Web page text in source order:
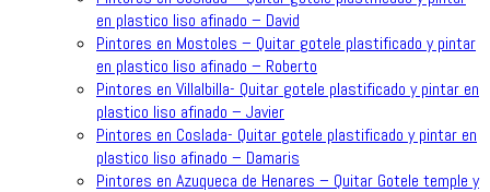
en plastico liso afinado – David
Pintores en Mostoles – Quitar gotele plastificado y pintar
en plastico liso afinado – Roberto
Pintores en Villalbilla- Quitar gotele plastificado y pintar en
plastico liso afinado – Javier
Pintores en Coslada- Quitar gotele plastificado y pintar en
plastico liso afinado – Damaris
Pintores en Azuqueca de Henares – Quitar Gotele temple y